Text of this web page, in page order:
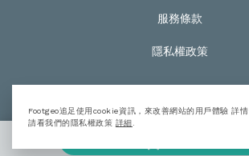
服務條款
隱私權政策
© Footgeo Copyright 2020
Footgeo追足使用cookie資訊，來改善網站的用戶體驗 詳情
請看我們的隱私權政策 詳細